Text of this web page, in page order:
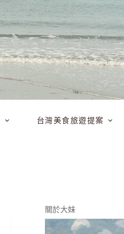
台灣美食旅遊提案
關於大妹